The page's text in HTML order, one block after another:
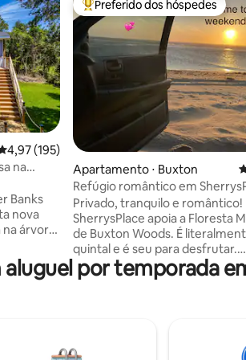
hóspedes
de uma avaliação média de 5, 195
4,97 (195)
na
Banks
nova
livre
chuveiros
Entre os melhores preferidos
Preferido dos hóspedes
Apartamento ⋅ Buxton
Refúgio romântico em
Ilha Hatteras
Privado, tranquilo e romântico!
SherrysPlace apoia a Floresta
de Buxton Woods. É
quintal e é seu para desfrutar.
Caminhadas, ciclismo,
pássaros, tudo ao seu alcance.
copas das árvores à noite, uma
nossas coisas favoritas. Mas por favor leia
por temporada